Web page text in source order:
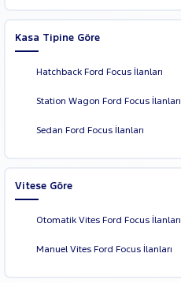
Kasa Tipine Göre
Hatchback Ford Focus İlanları
Station Wagon Ford Focus İlanları
Sedan Ford Focus İlanları
Vitese Göre
Otomatik Vites Ford Focus İlanları
Manuel Vites Ford Focus İlanları